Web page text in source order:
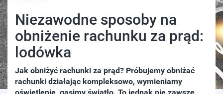
Niezawodne sposoby na
obniżenie rachunku za prąd:
lodówka
Jak obniżyć rachunki za prąd? Próbujemy obniżać
rachunki działając kompleksowo, wymieniamy